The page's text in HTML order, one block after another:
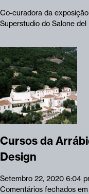
Co-curadora da
Superstudio do Salone del
Cursos da
Design
Setembro 22, 2020 6:04
Comentários fechados